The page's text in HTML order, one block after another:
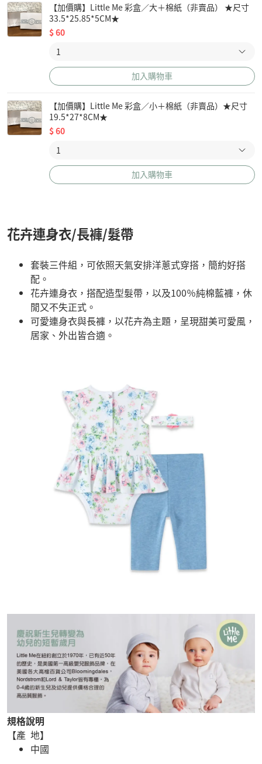
【加價購】Little Me 彩盒／大＋棉紙（非賣品） ★尺寸
33.5*25.85*5CM★
$60
加入購物車
【加價購】Little Me 彩盒／小＋棉紙（非賣品）★尺寸
19.5*27*8CM★
$60
加入購物車
花卉連身衣/長褲/髮帶
套裝三件組，可依照天氣安排洋蔥式穿搭，簡約好搭
配。
花卉連身衣，搭配造型髮帶，以及100％純棉藍褲，休
閒又不失正式。
可愛連身衣與長褲，以花卉為主題，呈現甜美可愛風，
居家、外出皆合適。
規格說明
【產 地】
中國